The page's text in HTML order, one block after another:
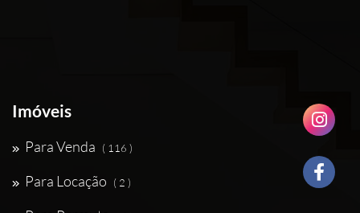
Imóveis
Para Venda ( 116 )
Para Locação ( 2 )